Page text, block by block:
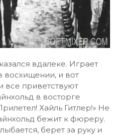
вдалеке. Играет
восхищении, и вот
все приветствуют
в восторге
Хайль Гитлер!» Не
бежит к фюреру.
берет за руку и